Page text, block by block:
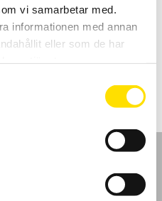
vi samarbetar med.
informationen med annan
eller som de har
batteridrift
för alla oscilloskop.